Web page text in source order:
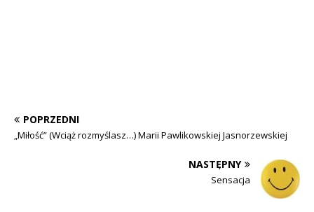
POPRZEDNI
„Miłość” (Wciąż rozmyślasz…) Marii Pawlikowskiej Jasnorzewskiej
NASTĘPNY
Sensacja